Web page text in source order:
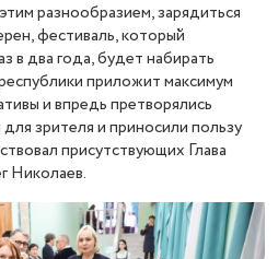
разнообразием, зарядиться
фестиваль, который
в два года, будет набирать
приложит максимум
и впредь претворялись
зрителя и приносили пользу
присутствующих Глава
Николаев.